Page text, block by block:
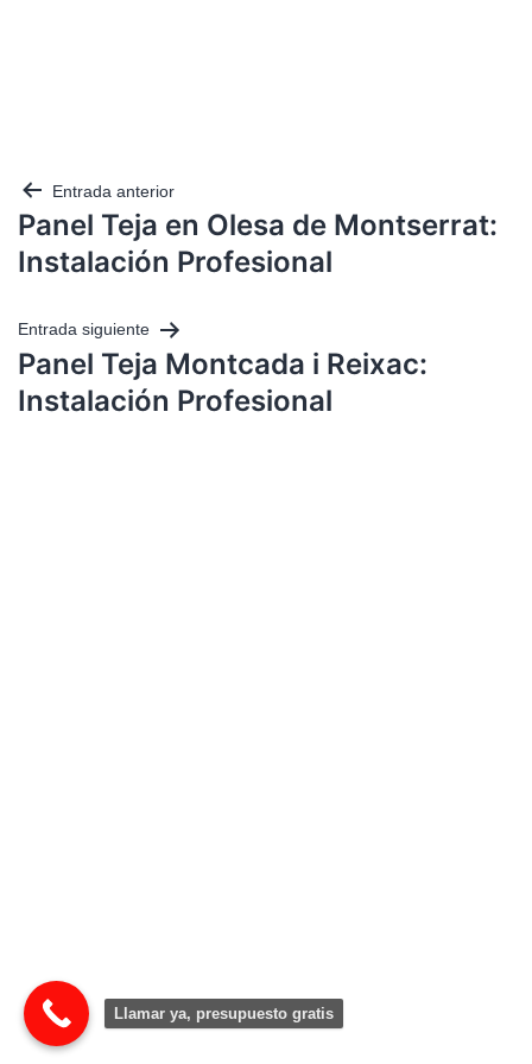
Entrada anterior
Panel Teja en Olesa de Montserrat:
Instalación Profesional
Entrada siguiente
Panel Teja Montcada i Reixac:
Instalación Profesional
Llamar ya, presupuesto gratis